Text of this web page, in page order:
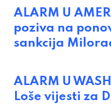
ALARM U
poziva na
sankcija
ALARM U
Loše vijesti za